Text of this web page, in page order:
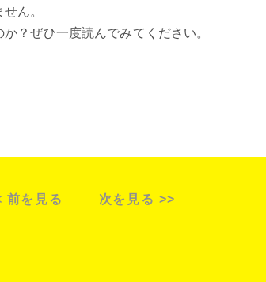
ん。
？ぜひ一度読んでみてください。
前を見る 次を見る >>